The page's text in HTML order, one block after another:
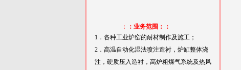
：
：业务范围：：
1．各种工业炉窑的耐材制作及施工；
2．高温自动化湿法喷注造衬，炉缸整体浇
注，硬质压入造衬，高炉粗煤气系统及热风